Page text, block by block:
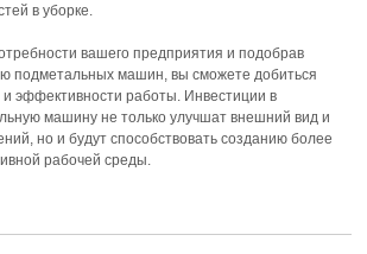
в уборке.
вашего предприятия и подобрав
подметальных машин, вы сможете добиться
эффективности работы. Инвестиции в
машину не только улучшат внешний вид и
но и будут способствовать созданию более
рабочей среды.